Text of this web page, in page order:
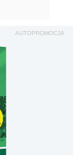
AUTOPROMOCJA